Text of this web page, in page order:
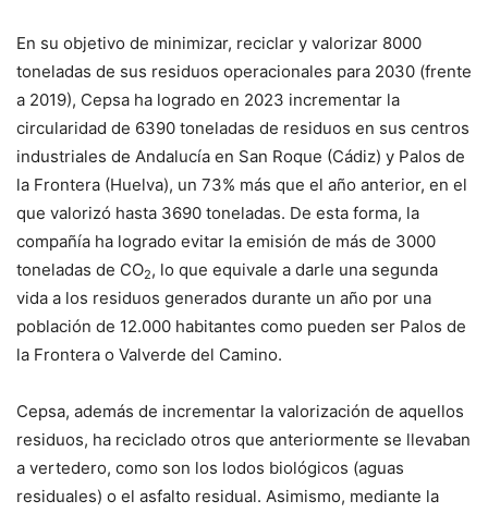
En su objetivo de minimizar, reciclar y valorizar 8000
toneladas de sus residuos operacionales para 2030 (frente
a 2019), Cepsa ha logrado en 2023 incrementar la
circularidad de 6390 toneladas de residuos en sus centros
industriales de Andalucía en San Roque (Cádiz) y Palos de
la Frontera (Huelva), un 73% más que el año anterior, en el
que valorizó hasta 3690 toneladas. De esta forma, la
compañía ha logrado evitar la emisión de más de 3000
toneladas de CO2, lo que equivale a darle una segunda
vida a los residuos generados durante un año por una
población de 12.000 habitantes como pueden ser Palos de
la Frontera o Valverde del Camino.
Cepsa, además de incrementar la valorización de aquellos
residuos, ha reciclado otros que anteriormente se llevaban
a vertedero, como son los lodos biológicos (aguas
residuales) o el asfalto residual. Asimismo, mediante la